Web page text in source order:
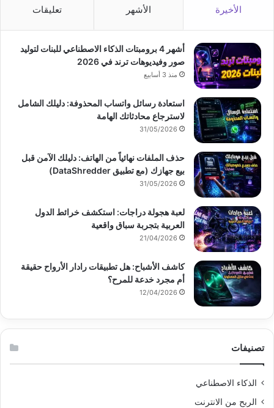
الأخيرة الأشهر تعليقات
أشهر 4 برومبتات الذكاء الاصطناعي للبنات لتوليد
صور وفيديوهات ترند في 2026
منذ 3 أسابيع
استعادة رسائل واتساب المحذوفة: دليلك الشامل
لاسترجاع محادثاتك الهامة
31/05/2026
حذف الملفات نهائياً من الهاتف: دليلك الآمن قبل
بيع جهازك (مع تطبيق DataShredder)
31/05/2026
لعبة هجولة دراجات: استكشف خرائط الدول
العربية بتجربة سباق واقعية
21/04/2026
كاشف الأشباح: هل تطبيقات رادار الأرواح حقيقة
أم مجرد خدعة للمرح؟
12/04/2026
تصنيفات
الذكاء الاصطناعي
الربح من الانترنت